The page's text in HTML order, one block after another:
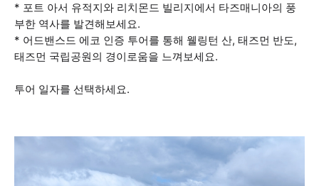
* 포트 아서 유적지와 리치몬드 빌리지에서 타즈매니아의 풍
부한 역사를 발견해보세요.
* 어드밴스드 에코 인증 투어를 통해 웰링턴 산, 태즈먼 반도,
태즈먼 국립공원의 경이로움을 느껴보세요.
투어 일자를 선택하세요.